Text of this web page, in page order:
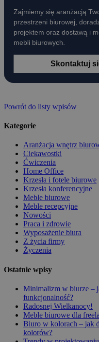
Zajmiemy się aranżacją
przestrzeni biurowej,
projektem oraz dostawą i
mebli biurowych.
Skontaktuj
Powrót do listy wpisów
Kategorie
Aranżacja wnętrz
Ciekawostki
Ćwiczenia
Home Office
Krzesła i fotele biurowe
Krzesła konferencyjne
Meble biurowe
Meble recepcyjne
Nowości
Praca i zdrowie
Wyposażenie biura
Z życia firmy
Życzenia
Ostatnie wpisy
Minimalizm w biurze –
funkcjonalność?
Radosnej Wielkanocy!
Meble biurowe dla
Biuro w kolorach – jak
kolorów?